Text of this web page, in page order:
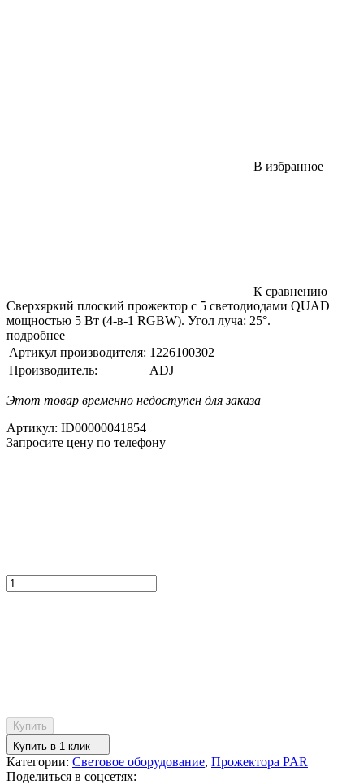
В избранное
К сравнению
Сверхяркий плоский прожектор с 5 светодиодами QUAD
мощностью 5 Вт (4-в-1 RGBW). Угол луча: 25°.
подробнее
Артикул производителя: 1226100302
Производитель:
ADJ
Этот товар временно недоступен для заказа
Артикул: ID00000041854
Запросите цену по телефону
Купить
Купить в 1 клик
Категории: Световое оборудование, Прожектора PAR
Поделиться в соцсетях: